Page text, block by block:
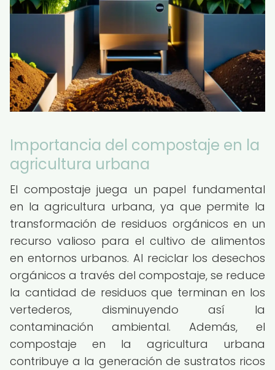
Importancia del compostaje en la
agricultura urbana
El compostaje juega un papel fundamental
en la agricultura urbana, ya que permite la
transformación de residuos orgánicos en un
recurso valioso para el cultivo de alimentos
en entornos urbanos. Al reciclar los desechos
orgánicos a través del compostaje, se reduce
la cantidad de residuos que terminan en los
vertederos, disminuyendo así la
contaminación ambiental. Además, el
compostaje en la agricultura urbana
contribuye a la generación de sustratos ricos